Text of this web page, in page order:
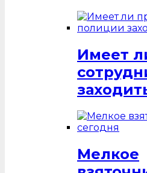
Имеет
Мелкое